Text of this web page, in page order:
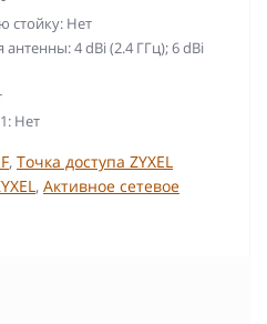
стойку: Нет
4 dBi (2.4 ГГц); 6 dBi
Нет
, Точка доступа ZYXEL
, Активное сетевое